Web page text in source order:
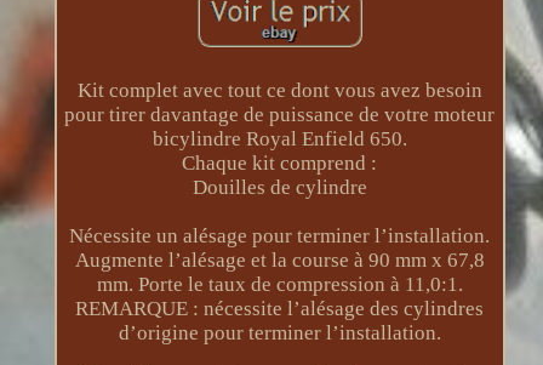
Kit complet avec tout ce dont vous avez besoin
pour tirer davantage de puissance de votre moteur
bicylindre Royal Enfield 650.
Chaque kit comprend :
Douilles de cylindre
Nécessite un alésage pour terminer l’installation.
Augmente l’alésage et la course à 90 mm x 67,8
mm. Porte le taux de compression à 11,0:1.
REMARQUE : nécessite l’alésage des cylindres
d’origine pour terminer l’installation.